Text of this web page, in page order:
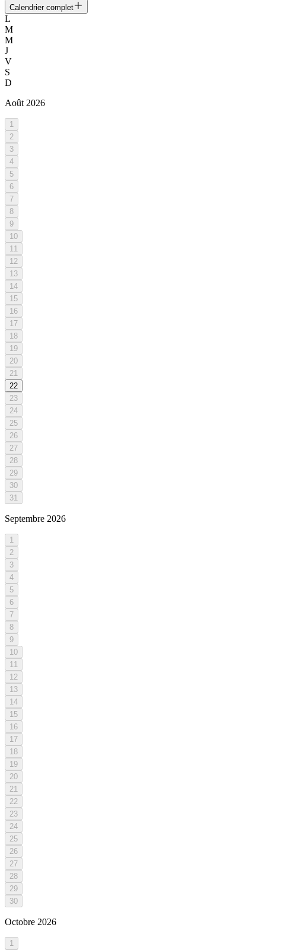
Calendrier complet
L
M
M
J
V
S
D
Août 2026
1
2
3
4
5
6
7
8
9
10
11
12
13
14
15
16
17
18
19
20
21
22
23
24
25
26
27
28
29
30
31
Septembre 2026
1
2
3
4
5
6
7
8
9
10
11
12
13
14
15
16
17
18
19
20
21
22
23
24
25
26
27
28
29
30
Octobre 2026
1